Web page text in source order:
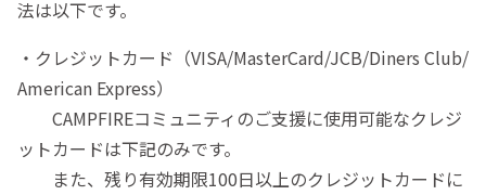
法は以下です。
・クレジットカード（VISA/MasterCard/JCB/Diners Club/
American Express）
CAMPFIREコミュニティのご支援に使用可能なクレジ
ットカードは下記のみです。
また、残り有効期限100日以上のクレジットカードに